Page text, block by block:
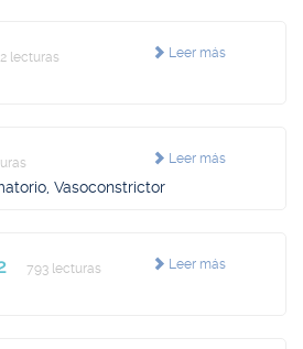
Leer más
lecturas
Leer más
Vasoconstrictor
Leer más
793 lecturas